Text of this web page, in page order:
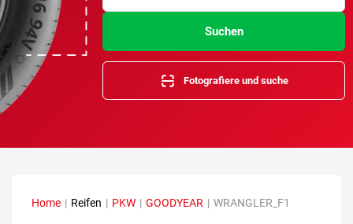
Suchen
Fotografiere und suche
Home | Reifen | PKW | GOODYEAR | WRANGLER_F1